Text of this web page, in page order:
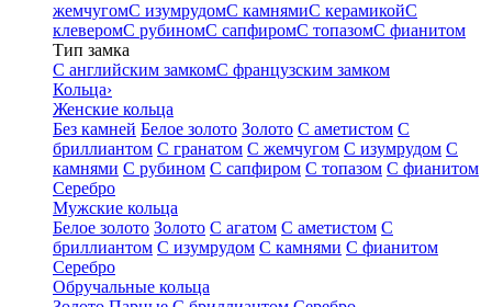
жемчугомС изумрудомС камнямиС керамикойС
клеверомС рубиномС сапфиромС топазомС фианитом
Тип замка
С английским замкомС французским замком
Кольца›
Женские кольца
Без камней Белое золото Золото С аметистом С
бриллиантом С гранатом С жемчугом С изумрудом С
камнями С рубином С сапфиром С топазом С фианитом
Серебро
Мужские кольца
Белое золото Золото С агатом С аметистом С
бриллиантом С изумрудом С камнями С фианитом
Серебро
Обручальные кольца